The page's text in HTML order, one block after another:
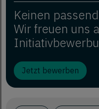
Keinen
Wir freuen uns
Jetzt bewerben